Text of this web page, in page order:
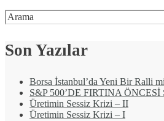
Son Yazılar
Borsa İstanbul’da Yeni Bir Ralli
S&P 500’DE FIRTINA
Üretimin Sessiz Krizi – II
Üretimin Sessiz Krizi – I